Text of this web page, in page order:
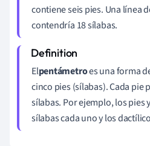
contiene seis pies. Una línea
contendría 18 sílabas.
Elpentámetroes una forma
cinco pies (sílabas). Cada pie
sílabas. Por ejemplo, los pies
sílabas cada uno y los